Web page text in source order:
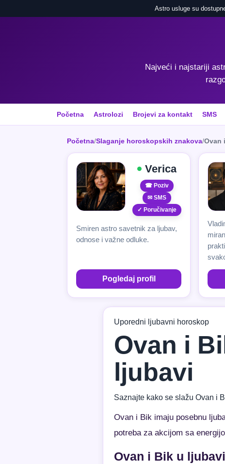
Astro usluge su
Najveći i najstariji
Početna Astrolozi Brojevi za kontakt SMS
Početna/Slaganje horoskopskih znakova/Ovan
Verica
☎ Poziv
✉ SMS
✓ Poručivanje
Smiren astro savetnik za ljubav,
odnose i važne odluke.
Pogledaj profil
Uporedni ljubavni horoskop
Ovan i
ljubavi
Saznajte kako se slažu Ovan i
Ovan i Bik imaju posebnu
potreba za akcijom sa
Ovan i Bik u ljubavi